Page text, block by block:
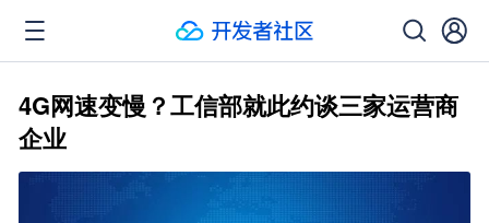
4G网速变慢？工信部就此约谈三家运营商
企业